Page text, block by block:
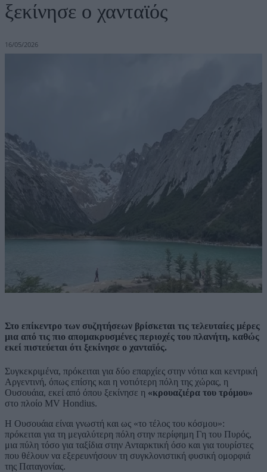
ξεκίνησε ο χανταϊός
16/05/2026
Στο επίκεντρο των συζητήσεων βρίσκεται τις τελευταίες μέρες
μια από τις πιο απομακρυσμένες περιοχές του πλανήτη, καθώς
εκεί πιστεύεται ότι ξεκίνησε ο χανταϊός.
Συγκεκριμένα, πρόκειται για δύο επαρχίες στην νότια και κεντρική
Αργεντινή, όπως επίσης και η νοτιότερη πόλη της χώρας, η
Ουσουάια, εκεί από όπου ξεκίνησε η «κρουαζιέρα του τρόμου»
στο πλοίο MV Hondius.
H Ουσουάια είναι γνωστή και ως «το τέλος του κόσμου»:
πρόκειται για τη μεγαλύτερη πόλη στην περίφημη Γη του Πυρός,
μια πύλη τόσο για ταξίδια στην Ανταρκτική όσο και για τουρίστες
που θέλουν να εξερευνήσουν τη συγκλονιστική φυσική ομορφιά
της Παταγονίας.